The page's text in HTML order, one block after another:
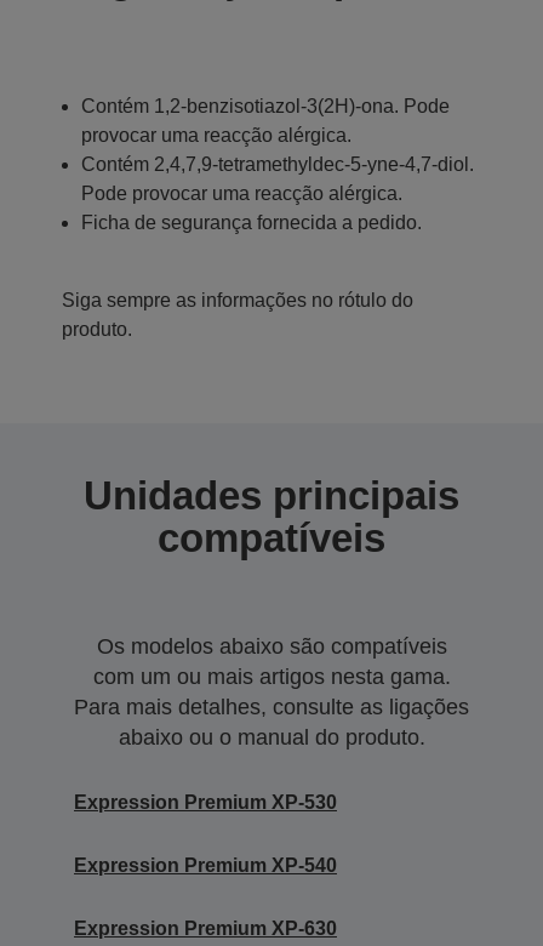
Contém 1,2-benzisotiazol-3(2H)-ona. Pode
provocar uma reacção alérgica.
Contém 2,4,7,9-tetramethyldec-5-yne-4,7-diol.
Pode provocar uma reacção alérgica.
Ficha de segurança fornecida a pedido.
Siga sempre as informações no rótulo do
produto.
Unidades principais
compatíveis
Os modelos abaixo são compatíveis
com um ou mais artigos nesta gama.
Para mais detalhes, consulte as ligações
abaixo ou o manual do produto.
Expression Premium XP-530
Expression Premium XP-540
Expression Premium XP-630